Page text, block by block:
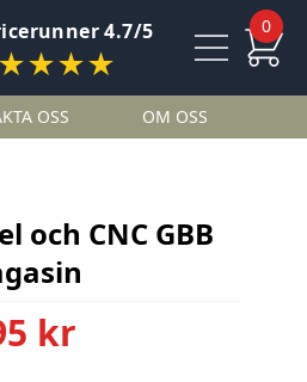
4.7/5 0
OSS OM OSS
och CNC GBB
kr